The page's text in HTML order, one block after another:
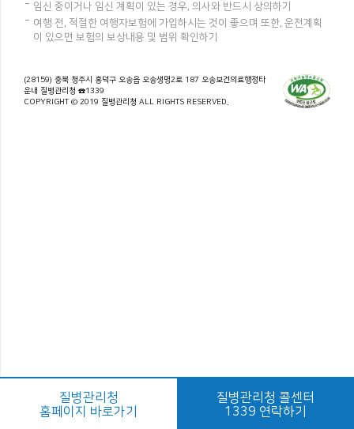
임신 중이거나 임신 계획이 있는 경우, 의사와 반드시 상의하기
여행 전, 적절한 여행자보험에 가입하시는 것이 좋으며 또한, 운전계획
이 있으면 보험의 보상내용 및 범위 확인하기
(28159) 충북 청주시 흥덕구 오송읍 오송생명2로 187 오송보건의료행정타
운내 질병관리청 ☎1339
COPYRIGHT © 2019 질병관리청 ALL RIGHTS RESERVED.
질병관리청
홈페이지 바로가기
질병관리청 콜센터
1339 연락하기